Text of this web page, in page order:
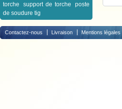
torche
support de torche
poste
de soudure tig
Contactez-nous Livraison Mentions légales